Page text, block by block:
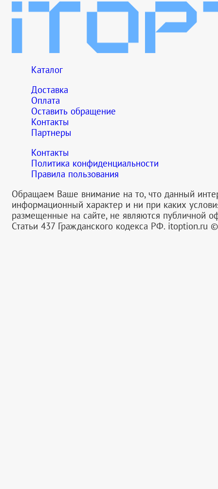
Каталог
Доставка
Оплата
Оставить обращение
Контакты
Партнеры
Контакты
Политика конфиденциальности
Правила пользования
Обращаем Ваше внимание на то, что данный
информационный характер и ни при каких
размещенные на сайте, не являются публичной
Статьи 437 Гражданского кодекса РФ. itoption.ru